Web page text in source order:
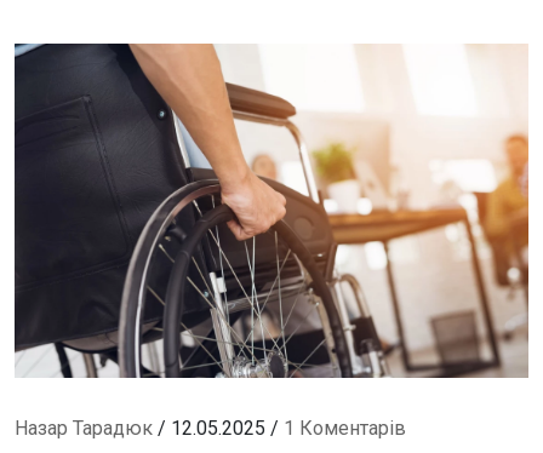
Назар Тарадюк / 12.05.2025 / 1 Коментарів